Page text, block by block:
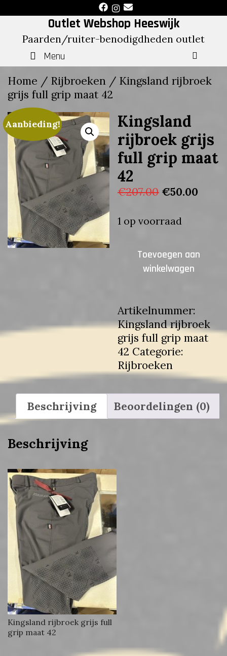
to
content
Outlet Webshop Heeswijk
Paarden/ruiter-benodigdheden outlet
Menu
Home / Rijbroeken / Kingsland rijbroek
grijs full grip maat 42
Aanbieding!
Kingsland
rijbroek grijs
full grip maat
42
€207.00
was:
€50.00
1 op voorraad
Kingsland
rijbroek
grip
maat
42
aantal
Toevoegen aan
winkelwagen
Artikelnummer:
Kingsland rijbroek
grijs full grip maat
42 Categorie:
Rijbroeken
Beschrijving Beoordelingen (0)
Beschrijving
Kingsland rijbroek grijs full
grip maat 42